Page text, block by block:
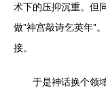
术下的压抑沉重。但
做”神宫敲诗乞英年”
接。
于是神话换个领